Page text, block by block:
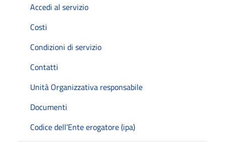
Accedi al servizio
Costi
Condizioni di servizio
Contatti
Unità Organizzativa responsabile
Documenti
Codice dell’Ente erogatore (ipa)